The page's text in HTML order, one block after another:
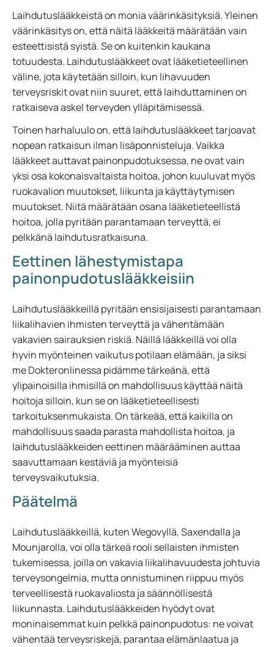
Laihdutuslääkkeistä on monia väärinkäsityksiä. Yleinen
väärinkäsitys on, että näitä lääkkeitä määrätään vain
esteettisistä syistä. Se on kuitenkin kaukana
totuudesta. Laihdutuslääkkeet ovat lääketieteellinen
väline, jota käytetään silloin, kun lihavuuden
terveysriskit ovat niin suuret, että laihduttaminen on
ratkaiseva askel terveyden ylläpitämisessä.
Toinen harhaluulo on, että laihdutuslääkkeet tarjoavat
nopean ratkaisun ilman lisäponnisteluja. Vaikka
lääkkeet auttavat painonpudotuksessa, ne ovat vain
yksi osa kokonaisvaltaista hoitoa, johon kuuluvat myös
ruokavalion muutokset, liikunta ja käyttäytymisen
muutokset. Niitä määrätään osana lääketieteellistä
hoitoa, jolla pyritään parantamaan terveyttä, ei
pelkkänä laihdutusratkaisuna.
Eettinen lähestymistapa
painonpudotuslääkkeisiin
Laihdutuslääkkeillä pyritään ensisijaisesti parantamaan
liikalihavien ihmisten terveyttä ja vähentämään
vakavien sairauksien riskiä. Näillä lääkkeillä voi olla
hyvin myönteinen vaikutus potilaan elämään, ja siksi
me Dokteronlinessa pidämme tärkeänä, että
ylipainoisilla ihmisillä on mahdollisuus käyttää näitä
hoitoja silloin, kun se on lääketieteellisesti
tarkoituksenmukaista. On tärkeää, että kaikilla on
mahdollisuus saada parasta mahdollista hoitoa, ja
laihdutuslääkkeiden eettinen määrääminen auttaa
saavuttamaan kestäviä ja myönteisiä
terveysvaikutuksia.
Päätelmä
Laihdutuslääkkeillä, kuten Wegovyllä, Saxendalla ja
Mounjarolla, voi olla tärkeä rooli sellaisten ihmisten
tukemisessa, joilla on vakavia liikalihavuudesta johtuvia
terveysongelmia, mutta onnistuminen riippuu myös
terveellisestä ruokavaliosta ja säännöllisestä
liikunnasta. Laihdutuslääkkeiden hyödyt ovat
moninaisemmat kuin pelkkä painonpudotus: ne voivat
vähentää terveysriskejä, parantaa elämänlaatua ja